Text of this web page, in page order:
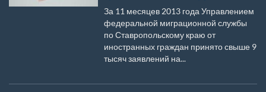
За 11 месяцев 2013 года Управлением
федеральной миграционной службы
по Ставропольскому краю от
иностранных граждан принято свыше 9
тысяч заявлений на...